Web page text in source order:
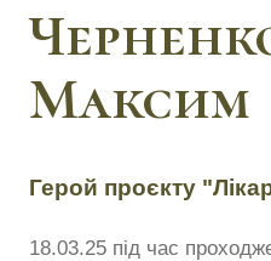
Максим
Герой проєкту
18.03.25 під час